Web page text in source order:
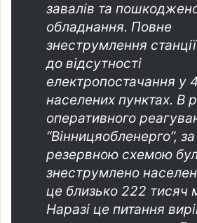
завалів та
обладнання. Повне
знеструмлення
до відсутності
електропостачання у
населених пунктах. В
оперативного
“Вінницяобленерго”, за
резервною схемою
знеструмлено
це близько 222 тисяч
Наразі це питання